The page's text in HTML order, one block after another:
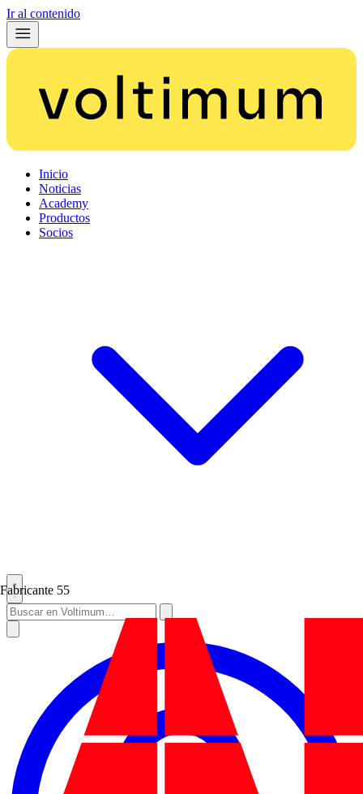
Ir al contenido
Inicio
Noticias
Academy
Productos
Socios
Fabricante 55